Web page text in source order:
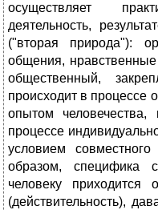
осуществляет
деятельность,
("вторая природа"):
общения, нравственные
об­щественный,
происходит в процессе
опытом
процессе
условием
образом, специфика
человеку приходится
(действительность),